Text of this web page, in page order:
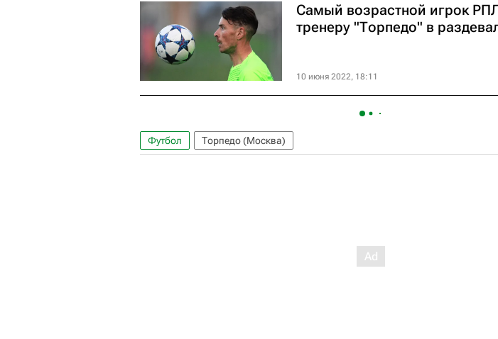
Самый возрастной игрок
тренеру "Торпедо" в
10 июня 2022, 18:11
Футбол Торпедо (Москва)